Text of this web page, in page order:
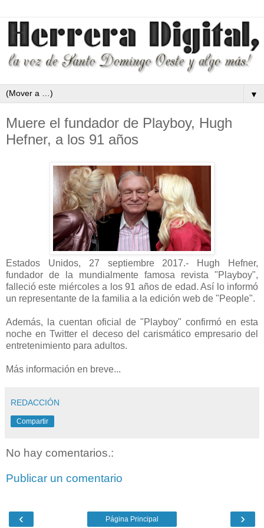
▼
Muere el fundador de Playboy, Hugh
Hefner, a los 91 años
Estados Unidos, 27 septiembre 2017.- Hugh Hefner,
fundador de la mundialmente famosa revista "Playboy",
falleció este miércoles a los 91 años de edad. Así lo informó
un representante de la familia a la edición web de "People".
Además, la cuentan oficial de "Playboy" confirmó en esta
noche en Twitter el deceso del carismático empresario del
entretenimiento para adultos.
Más información en breve...
REDACCIÓN
Compartir
No hay comentarios.:
Publicar un comentario
‹ ›
Página Principal